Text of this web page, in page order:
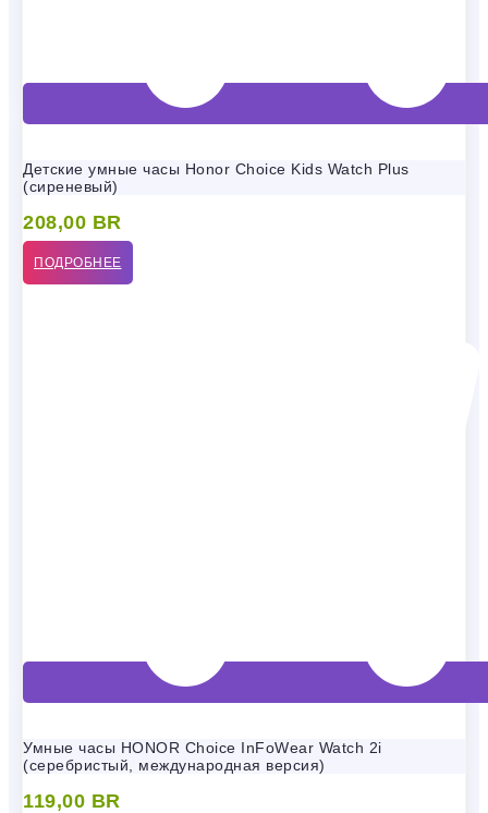
Детские умные часы Honor Choice Kids Watch Plus
(сиреневый)
208,00 BR
ПОДРОБНЕЕ
Умные часы HONOR Choice InFoWear Watch 2i
(серебристый, международная версия)
119,00 BR